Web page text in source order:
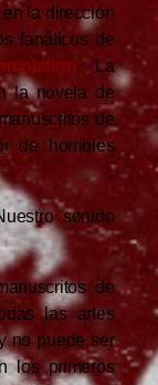
la dirección
fanáticos de
. La
la novela de
de
de horribles
sonido
de
las artes
no puede ser
los primeros